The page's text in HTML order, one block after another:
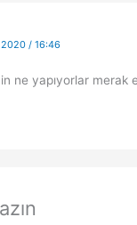
/ 16:46
ne yapıyorlar merak